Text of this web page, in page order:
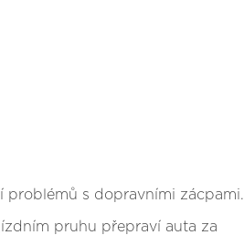
problémů s dopravními zácpami.
pruhu přepraví auta za